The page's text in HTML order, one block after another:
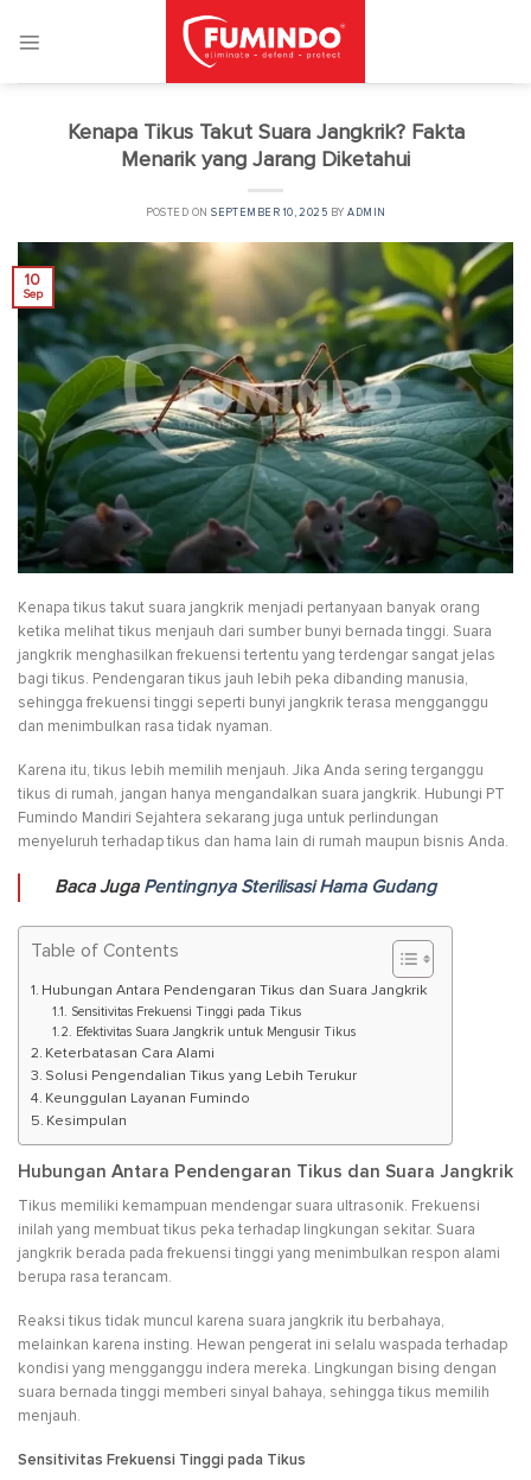
Kenapa Tikus Takut Suara Jangkrik? Fakta
Menarik yang Jarang Diketahui
POSTED ONSEPTEMBER 10, 2025 BYADMIN
10
Sep
Kenapa tikus takut suara jangkrik menjadi pertanyaan banyak orang
ketika melihat tikus menjauh dari sumber bunyi bernada tinggi. Suara
jangkrik menghasilkan frekuensi tertentu yang terdengar sangat jelas
bagi tikus. Pendengaran tikus jauh lebih peka dibanding manusia,
sehingga frekuensi tinggi seperti bunyi jangkrik terasa mengganggu
dan menimbulkan rasa tidak nyaman.
Karena itu, tikus lebih memilih menjauh. Jika Anda sering terganggu
tikus di rumah, jangan hanya mengandalkan suara jangkrik. Hubungi PT
Fumindo Mandiri Sejahtera sekarang juga untuk perlindungan
menyeluruh terhadap tikus dan hama lain di rumah maupun bisnis Anda.
Baca JugaPentingnya Sterilisasi Hama Gudang
Table of Contents
Hubungan Antara Pendengaran Tikus dan Suara Jangkrik
Sensitivitas Frekuensi Tinggi pada Tikus
Efektivitas Suara Jangkrik untuk Mengusir Tikus
Keterbatasan Cara Alami
Solusi Pengendalian Tikus yang Lebih Terukur
Keunggulan Layanan Fumindo
Kesimpulan
Hubungan Antara Pendengaran Tikus dan Suara Jangkrik
Tikus memiliki kemampuan mendengar suara ultrasonik. Frekuensi
inilah yang membuat tikus peka terhadap lingkungan sekitar. Suara
jangkrik berada pada frekuensi tinggi yang menimbulkan respon alami
berupa rasa terancam.
Reaksi tikus tidak muncul karena suara jangkrik itu berbahaya,
melainkan karena insting. Hewan pengerat ini selalu waspada terhadap
kondisi yang mengganggu indera mereka. Lingkungan bising dengan
suara bernada tinggi memberi sinyal bahaya, sehingga tikus memilih
menjauh.
Sensitivitas Frekuensi Tinggi pada Tikus